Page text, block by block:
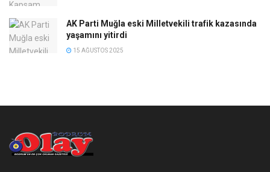
AK Parti Muğla eski Milletvekili trafik kazasında
yaşamını yitirdi
15 AĞUSTOS 2025